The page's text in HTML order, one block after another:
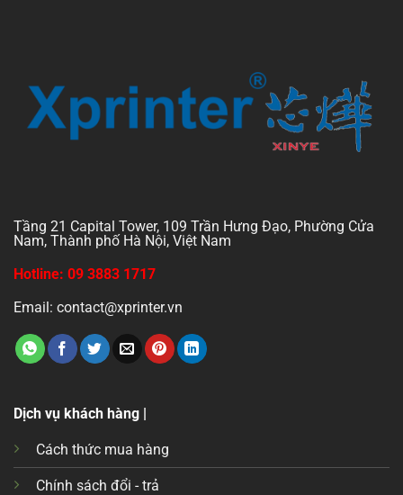
Tầng 21 Capital Tower, 109 Trần Hưng Đạo, Phường Cửa
Nam, Thành phố Hà Nội, Việt Nam
Hotline: 09 3883 1717
Email: contact@xprinter.vn
Dịch vụ khách hàng |
Cách thức mua hàng
Chính sách đổi - trả